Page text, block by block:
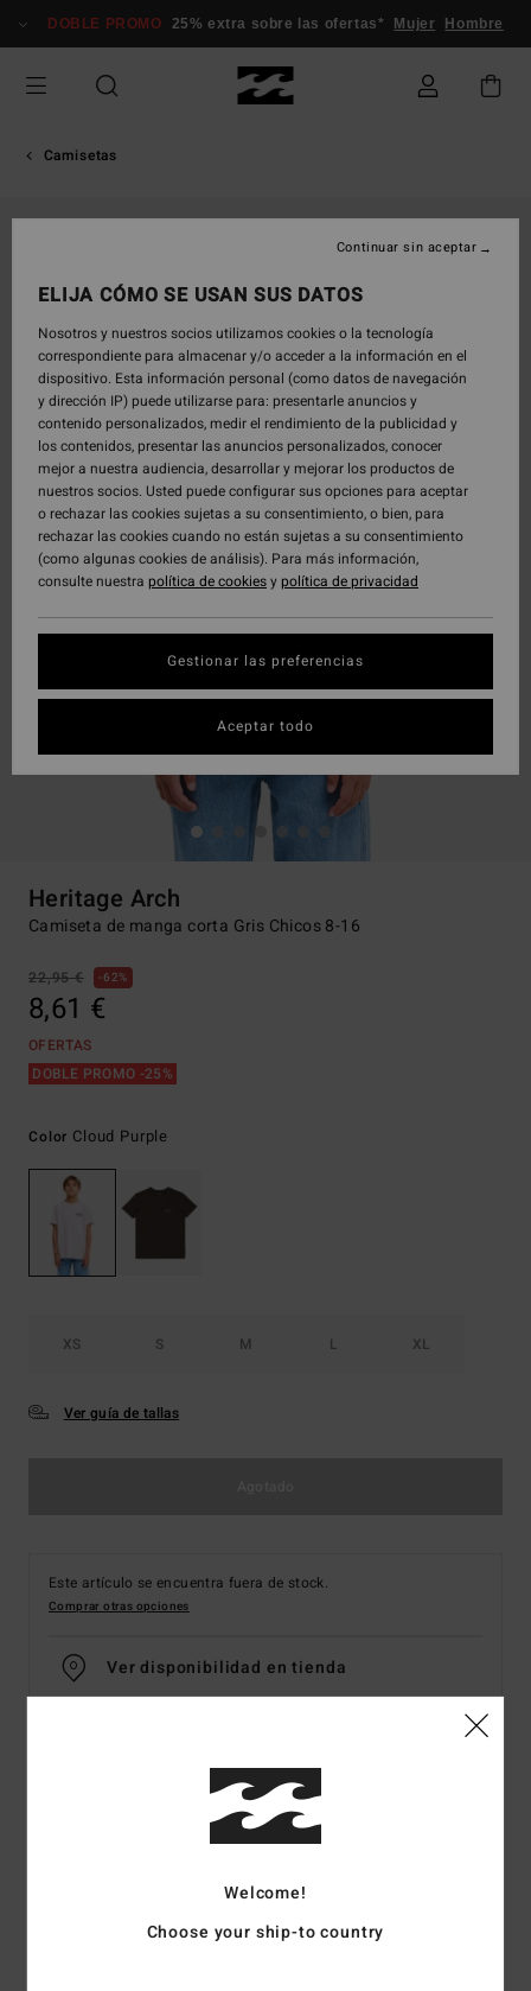
información
DOBLE PROMO 25% extra sobre las ofertas* Mujer Hombre
Camisetas
Heritage Arch
Camiseta de manga corta Gris Chicos 8-16
22,95 € 62%
8,61 €
OFERTAS
DOBLE PROMO -25%
Color Cloud Purple
XS S M L XL
Ver guía de tallas
Este artículo se encuentra fuera de stock.
Comprar otras opciones
Ver disponibilidad en tienda
Detalles & características
Código de color
Welcome!
Choose your ship-to country
ELIJA CÓMO SE USAN SUS DATOS
Nosotros y nuestros socios utilizamos cookies o la tecnología
correspondiente para almacenar y/o acceder a la información en el
dispositivo. Esta información personal (como datos de navegación
y dirección IP) puede utilizarse para: presentarle anuncios y
contenido personalizados, medir el rendimiento de la publicidad y
los contenidos, presentar las anuncios personalizados, conocer
mejor a nuestra audiencia, desarrollar y mejorar los productos de
nuestros socios. Usted puede configurar sus opciones para aceptar
o rechazar las cookies sujetas a su consentimiento, o bien, para
rechazar las cookies cuando no están sujetas a su consentimiento
(como algunas cookies de análisis). Para más información,
consulte nuestra política de cookiesypolítica de privacidad
Gestionar las preferencias
Continuar sin aceptar
Aceptar todo